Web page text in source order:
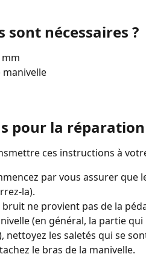
sont nécessaires ?
mm
manivelle
pour la réparation
ces instructions à
par vous assurer que
la).
bruit ne provient pas de la
(en général, la partie
nettoyez les saletés qui se
le bras de la manivelle.